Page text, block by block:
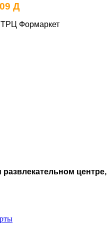
Д
ТРЦ Формаркет
развлекательном